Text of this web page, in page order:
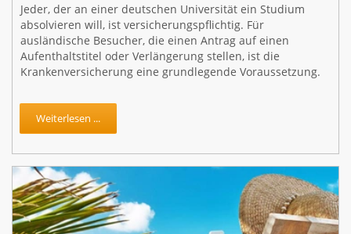
Jeder, der an einer deutschen Universität ein Studium
absolvieren will, ist versicherungspflichtig. Für
ausländische Besucher, die einen Antrag auf einen
Aufenthaltstitel oder Verlängerung stellen, ist die
Krankenversicherung eine grundlegende Voraussetzung.
Weiterlesen ...